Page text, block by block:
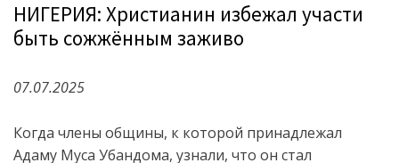
НИГЕРИЯ: Христианин избежал участи
быть сожжённым заживо
07.07.2025
Когда члены общины, к которой принадлежал
Адаму Муса Убандома, узнали, что он стал